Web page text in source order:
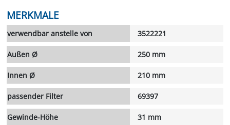
MERKMALE
verwendbar anstelle von 3522221
Außen Ø 250 mm
Innen Ø 210 mm
passender Filter 69397
Gewinde-Höhe 31 mm